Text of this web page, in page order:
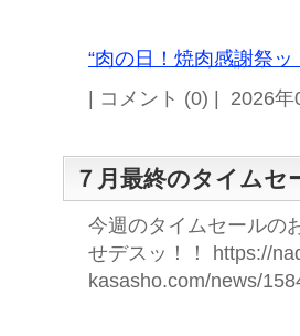
“肉の日！焼肉感謝祭ッ
| コメント (0) | 2026年
７月最終のタイム
今週のタイムセールの
せデスッ！！ https://
kasasho.com/news/